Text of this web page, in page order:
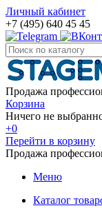
Личный кабинет
+7 (495) 640 45 45
Продажа
Корзина
Ничего не
+0
Перейти в корзину
Продажа
Меню
Каталог